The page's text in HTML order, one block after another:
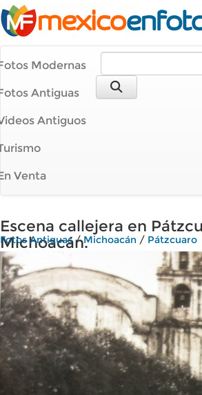
Modernas
Antiguas
Antiguos
Venta
Escena callejera en
Michoacán.
Fotos Antiguas/Michoacán / Pátzcuaro